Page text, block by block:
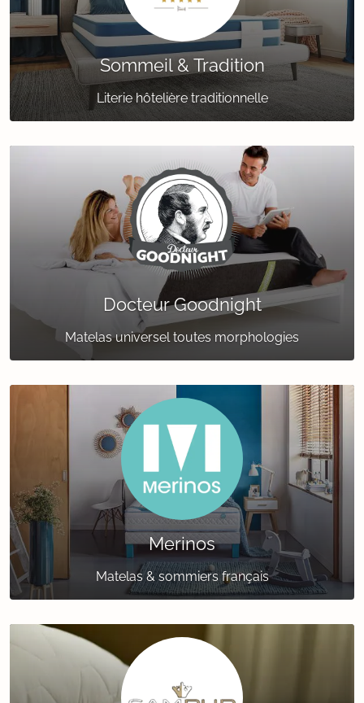
Sommeil & Tradition
Literie hôtelière traditionnelle
Docteur Goodnight
Matelas universel toutes morphologies
Merinos
Matelas & sommiers français